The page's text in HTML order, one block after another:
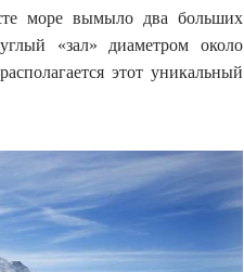
море вымыло два больших
«зал» диаметром около
этот уникальный